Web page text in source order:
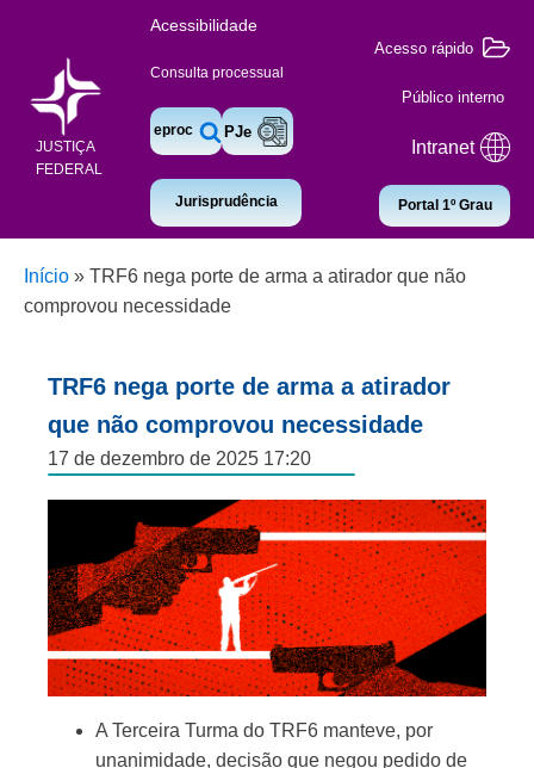
JUSTIÇA
FEDERAL
Acessibilidade
Consulta processual
eproc PJe
Jurisprudência
Acesso rápido
Público interno
Intranet
Portal 1º Grau
Início » TRF6 nega porte de arma a atirador que não
comprovou necessidade
TRF6 nega porte de arma a atirador
que não comprovou necessidade
17 de dezembro de 2025 17:20
A Terceira Turma do TRF6 manteve, por
unanimidade, decisão que negou pedido de